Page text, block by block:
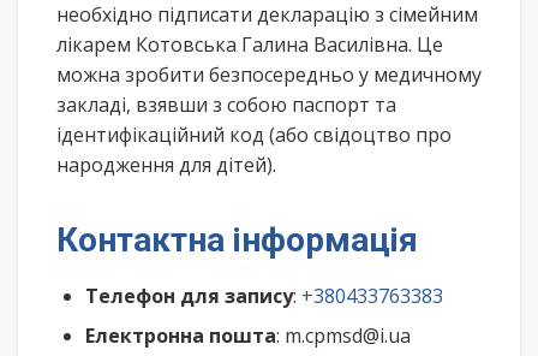
необхідно підписати декларацію з сімейним
лікарем Котовська Галина Василівна. Це
можна зробити безпосередньо у медичному
закладі, взявши з собою паспорт та
ідентифікаційний код (або свідоцтво про
народження для дітей).
Контактна інформація
Телефон для запису: +380433763383
Електронна пошта: m.cpmsd@i.ua